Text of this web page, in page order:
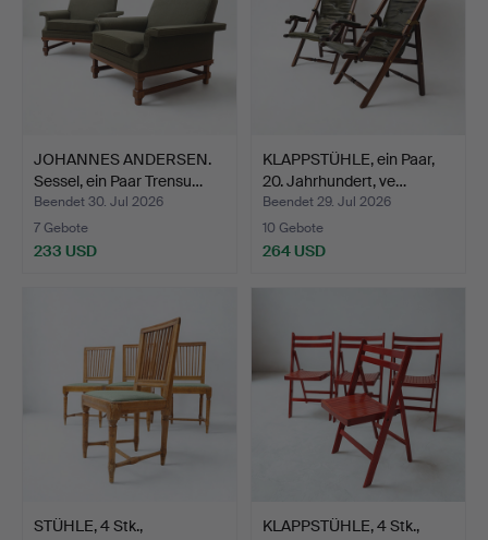
JOHANNES ANDERSEN.
Sessel, ein Paar Trensu…
Beendet 30. Jul 2026
7 Gebote
233 USD
KLAPPSTÜHLE, ein Paar,
20. Jahrhundert, ve…
Beendet 29. Jul 2026
10 Gebote
264 USD
STÜHLE, 4 Stk.,
KLAPPSTÜHLE, 4 Stk.,